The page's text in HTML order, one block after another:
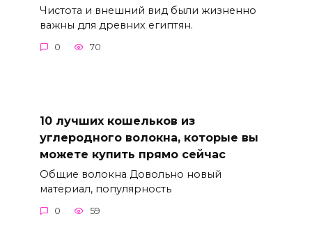
Чистота и внешний вид были жизненно
важны для древних египтян.
0 70
10 лучших кошельков из
углеродного волокна, которые вы
можете купить прямо сейчас
Общие волокна Довольно новый
материал, популярность
0 59